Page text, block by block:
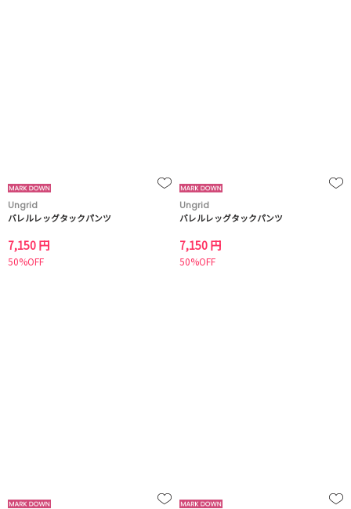
Ungrid
バレルレッグタックパンツ
7,150 円
50%OFF
Ungrid
バレルレッグタックパンツ
7,150 円
50%OFF